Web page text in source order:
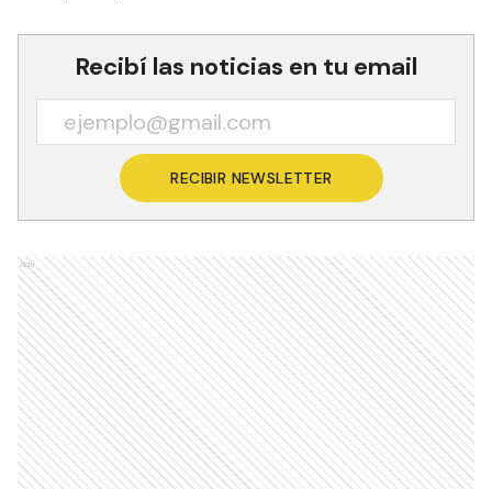
Recibí las noticias en tu email
RECIBIR NEWSLETTER
Ads